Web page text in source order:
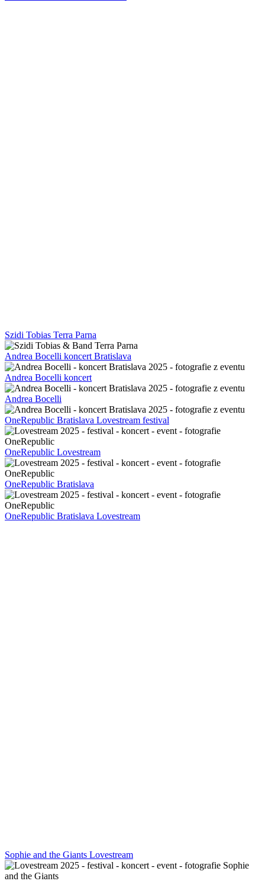
Szidi Tobias Terra Parna
Andrea Bocelli koncert Bratislava
Andrea Bocelli koncert
Andrea Bocelli
OneRepublic Bratislava Lovestream festival
OneRepublic Lovestream
OneRepublic Bratislava
OneRepublic Bratislava Lovestream
Sophie and the Giants Lovestream